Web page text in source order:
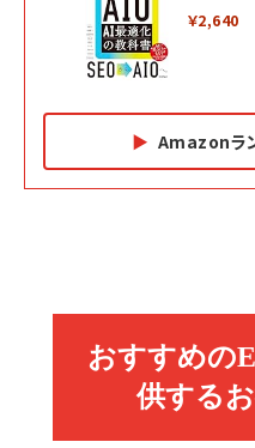
￥2,640
Amazonラ
副業
￥1,870
小さな会社
カラダ2026
￥880
anan(アン
スペシャルエ
イシューから
ルな本質」
￥2,200